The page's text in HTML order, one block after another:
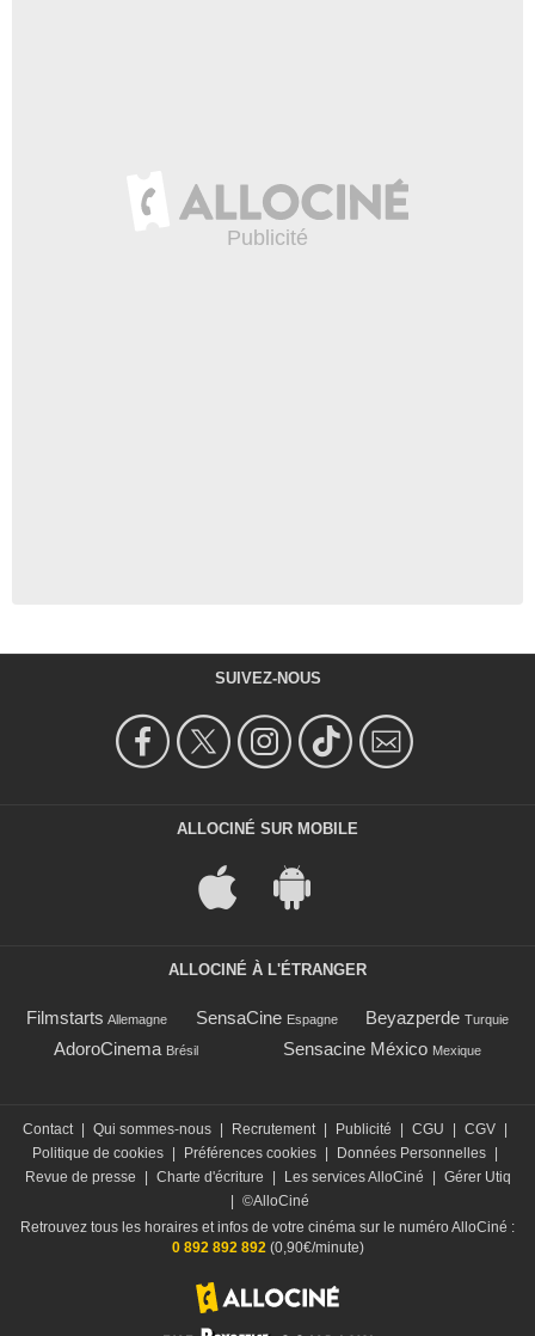
SUIVEZ-NOUS
ALLOCINÉ SUR MOBILE
ALLOCINÉ À L'ÉTRANGER
Filmstarts Allemagne SensaCine Espagne Beyazperde Turquie
AdoroCinema Brésil Sensacine México Mexique
Contact | Qui sommes-nous | Recrutement | Publicité | CGU | CGV |
Politique de cookies | Préférences cookies | Données Personnelles |
Revue de presse
| Charte d'écriture | Les services AlloCiné | Gérer Utiq
| ©AlloCiné
Retrouvez tous les horaires et infos de votre cinéma sur le numéro AlloCiné :
0 892 892 892 (0,90€/minute)